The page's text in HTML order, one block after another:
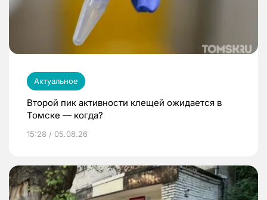
Актуальное
Второй пик активности клещей ожидается в
Томске — когда?
15:28 / 05.08.26